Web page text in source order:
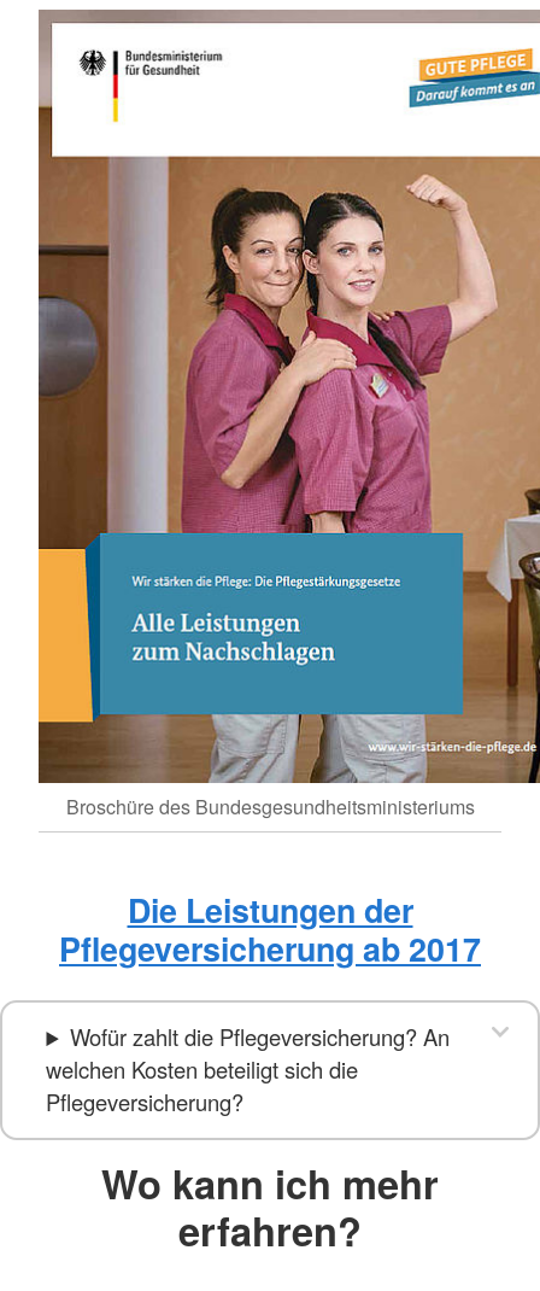
Broschüre des Bundesgesundheitsministeriums
Die Leistungen der
Pflegeversicherung ab 2017
Wofür zahlt die Pflegeversicherung? An
welchen Kosten beteiligt sich die
Pflegeversicherung?
Wo kann ich mehr
erfahren?